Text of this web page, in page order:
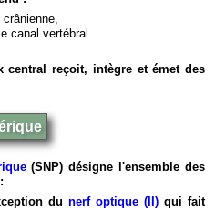
canal vertébral.
central reçoit, intègre et émet des
(SNP) désigne l'ensemble des
du nerf optique (II) qui fait